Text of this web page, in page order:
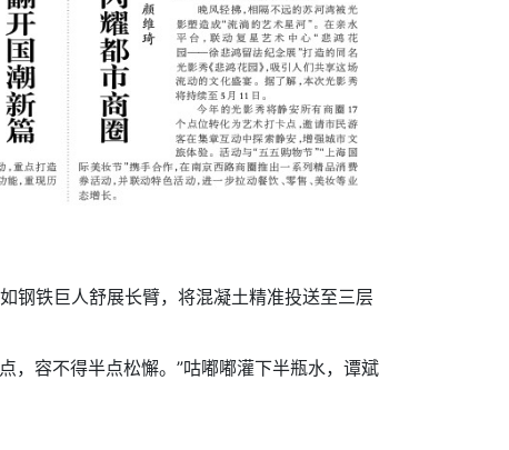
钢铁巨人舒展长臂，将混凝土精准投送至三层
，容不得半点松懈。”咕嘟嘟灌下半瓶水，谭斌